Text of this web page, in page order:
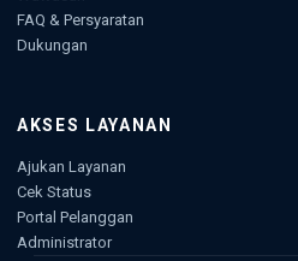
FAQ & Persyaratan
Dukungan
AKSES LAYANAN
Ajukan Layanan
Cek Status
Portal Pelanggan
Administrator